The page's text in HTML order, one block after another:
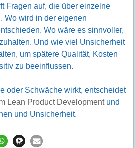
Fragen auf, die über einzelne
Wo wird in der eigenen
Wo wäre es sinnvoller,
Und wie viel Unsicherheit
um spätere Qualität, Kosten
zu beeinflussen.
oder Schwäche wirkt, entscheidet
Lean Product Developmentund
und Unsicherheit.